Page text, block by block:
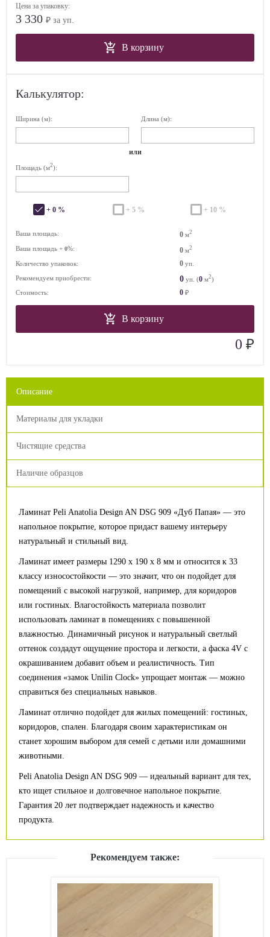
Цена за упаковку:
3 330 ₽ за уп.
В корзину
Калькулятор:
Ширина (м): Длина (м):
или
Площадь (м2):
+ 0 % + 5 % + 10 %
Ваша площадь: 0 м2
Ваша площадь + 0%: 0 м2
Количество упаковок: 0 уп.
Рекомендуем приобрести:
0 уп. (0 м2)
Стоимость:
0 ₽
В корзину
0 ₽
Описание
Материалы для укладки
Чистящие средства
Наличие образцов
Ламинат Peli Anatolia Design AN DSG 909 «Дуб Папая» — это
напольное покрытие, которое придаст вашему интерьеру
натуральный и стильный вид.
Ламинат имеет размеры 1290 х 190 х 8 мм и относится к 33
классу износостойкости — это значит, что он подойдет для
помещений с высокой нагрузкой, например, для коридоров
или гостиных. Влагостойкость материала позволит
использовать ламинат в помещениях с повышенной
влажностью. Динамичный рисунок и натуральный светлый
оттенок создадут ощущение простора и легкости, а фаска 4V с
окрашиванием добавит объем и реалистичность. Тип
соединения «замок Unilin Clock» упрощает монтаж — можно
справиться без специальных навыков.
Ламинат отлично подойдет для жилых помещений: гостиных,
коридоров, спален. Благодаря своим характеристикам он
станет хорошим выбором для семей с детьми или домашними
животными.
Peli Anatolia Design AN DSG 909 — идеальный вариант для тех,
кто ищет стильное и долговечное напольное покрытие.
Гарантия 20 лет подтверждает надежность и качество
продукта.
Рекомендуем также: